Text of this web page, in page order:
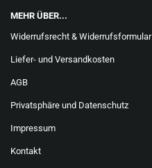
MEHR ÜBER...
Widerrufsrecht & Widerrufsformular
Liefer- und Versandkosten
AGB
Privatsphäre und Datenschutz
Impressum
Kontakt